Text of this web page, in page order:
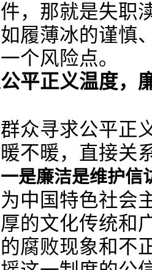
，那就是失职
履薄冰的谨慎
个风险点。
公平正义温度，
众寻求公平正
不暖，直接关
一是廉洁是维护信
中国特色社会
的文化传统和
腐败现象和不